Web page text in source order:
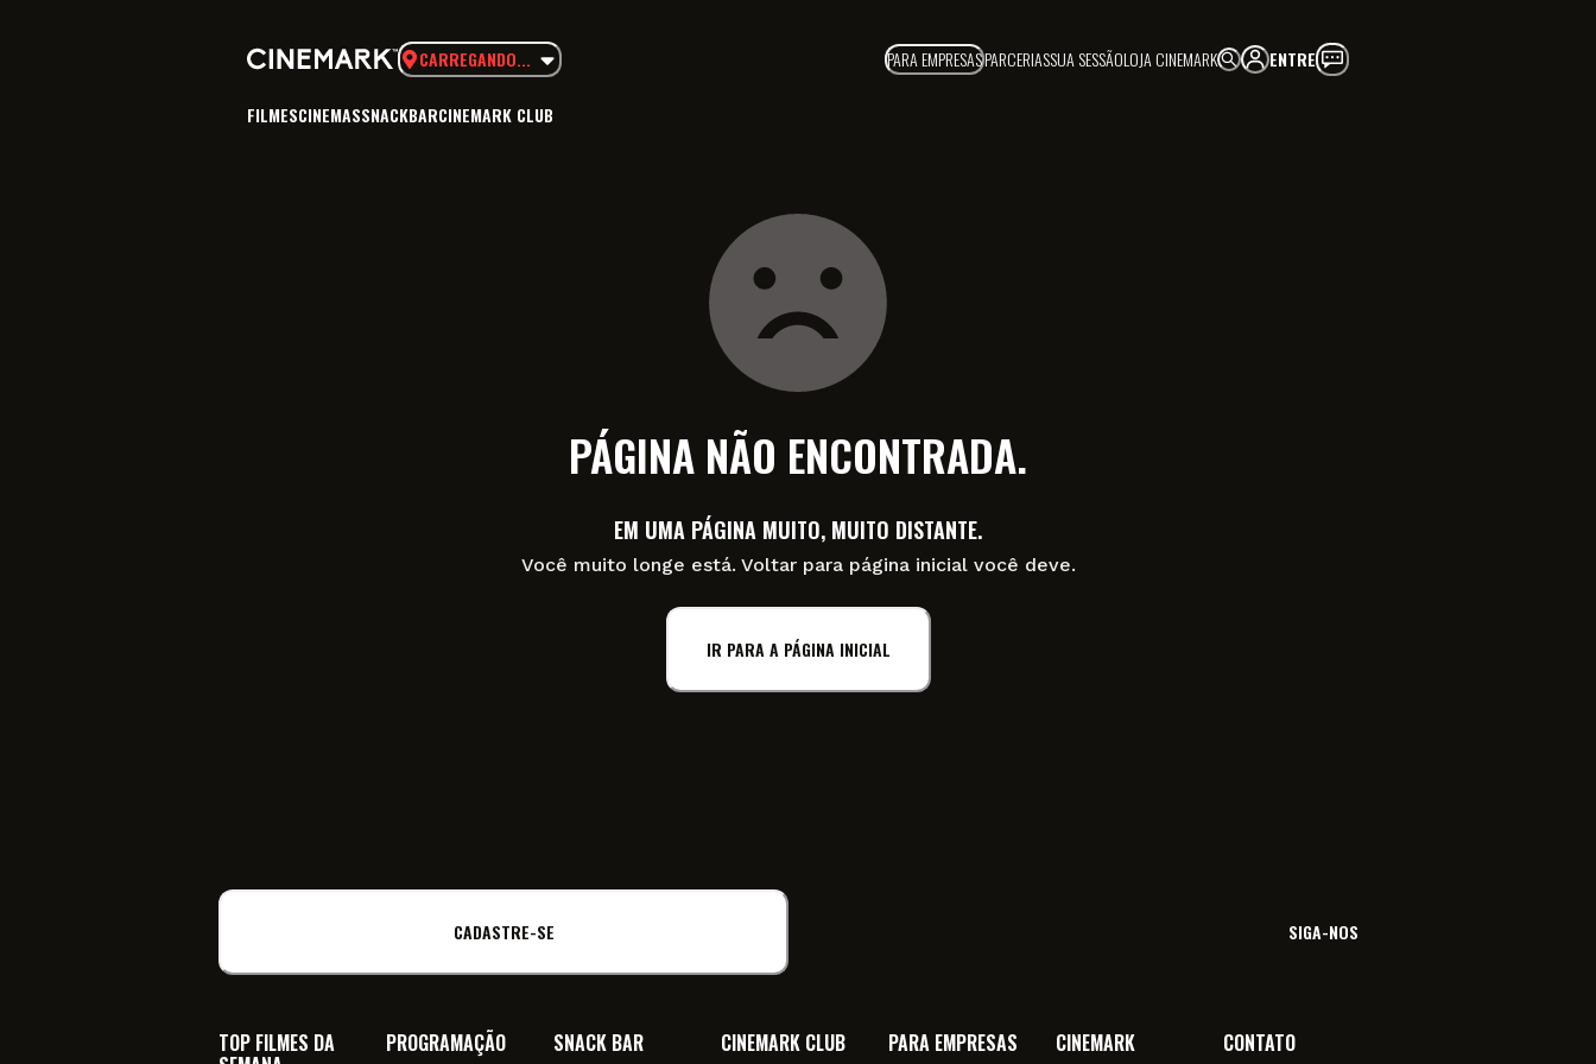
CARREGANDO... PARA EMPRESASPARCERIASSUA SESSÃOLOJA CINEMARK ENTRE
FILMESCINEMASSNACKBARCINEMARK CLUB
PÁGINA NÃO ENCONTRADA.
EM UMA PÁGINA MUITO, MUITO DISTANTE.
Você muito longe está. Voltar para página inicial você deve.
IR PARA A PÁGINA INICIAL
CADASTRE-SE SIGA-NOS
TOP FILMES DA PROGRAMAÇÃO SNACK BAR CINEMARK CLUB PARA EMPRESAS CINEMARK CONTATO